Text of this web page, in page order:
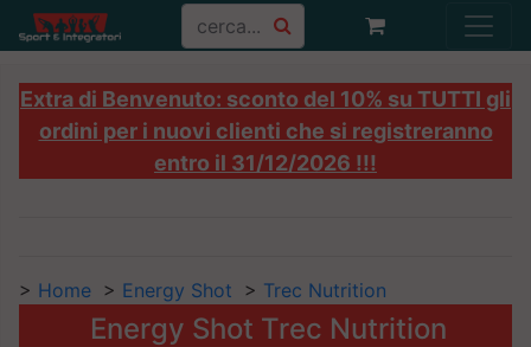
Extra di Benvenuto: sconto del 10% su TUTTI gli
ordini per i nuovi clienti che si registreranno
entro il 31/12/2026 !!!
> Home > Energy Shot > Trec Nutrition
Energy Shot Trec Nutrition